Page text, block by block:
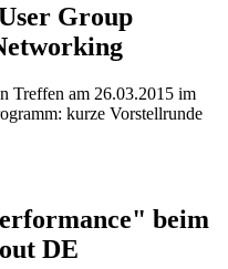
Group
Treffen am 26.03.2015 im
kurze Vorstellrunde
beim
DE